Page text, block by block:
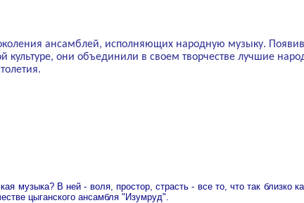
ансамблей, исполняющих народную музыку.
культуре, они объединили в своем творчестве лучшие
музыка? В ней - воля, простор, страсть - все то, что так
цыганского ансамбля "Изумруд".